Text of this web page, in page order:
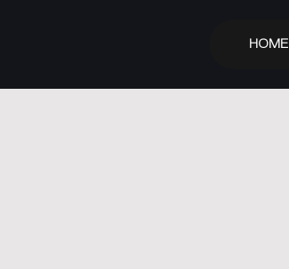
HOME